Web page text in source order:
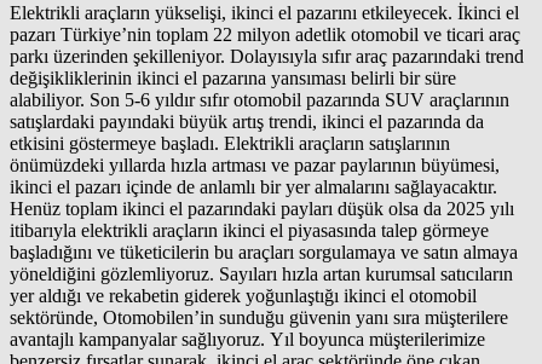
Elektrikli araçların yükselişi, ikinci el pazarını etkileyecek. İkinci el
pazarı Türkiye’nin toplam 22 milyon adetlik otomobil ve ticari araç
parkı üzerinden şekilleniyor. Dolayısıyla sıfır araç pazarındaki trend
değişikliklerinin ikinci el pazarına yansıması belirli bir süre
alabiliyor. Son 5-6 yıldır sıfır otomobil pazarında SUV araçlarının
satışlardaki payındaki büyük artış trendi, ikinci el pazarında da
etkisini göstermeye başladı. Elektrikli araçların satışlarının
önümüzdeki yıllarda hızla artması ve pazar paylarının büyümesi,
ikinci el pazarı içinde de anlamlı bir yer almalarını sağlayacaktır.
Henüz toplam ikinci el pazarındaki payları düşük olsa da 2025 yılı
itibarıyla elektrikli araçların ikinci el piyasasında talep görmeye
başladığını ve tüketicilerin bu araçları sorgulamaya ve satın almaya
yöneldiğini gözlemliyoruz. Sayıları hızla artan kurumsal satıcıların
yer aldığı ve rekabetin giderek yoğunlaştığı ikinci el otomobil
sektöründe, Otomobilen’in sunduğu güvenin yanı sıra müşterilere
avantajlı kampanyalar sağlıyoruz. Yıl boyunca müşterilerimize